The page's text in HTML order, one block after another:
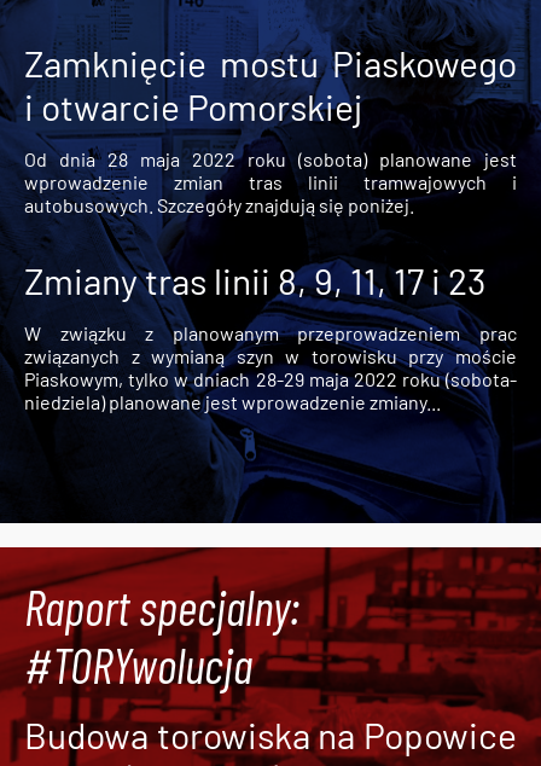
Zamknięcie mostu Piaskowego
i otwarcie Pomorskiej
Od dnia 28 maja 2022 roku (sobota) planowane jest
wprowadzenie zmian tras linii tramwajowych i
autobusowych. Szczegóły znajdują się poniżej.
Zmiany tras linii 8, 9, 11, 17 i 23
W związku z planowanym przeprowadzeniem prac
związanych z wymianą szyn w torowisku przy moście
Piaskowym, tylko w dniach 28-29 maja 2022 roku (sobota-
niedziela) planowane jest wprowadzenie zmiany...
Raport specjalny:
#TORYwolucja
Budowa torowiska na Popowice